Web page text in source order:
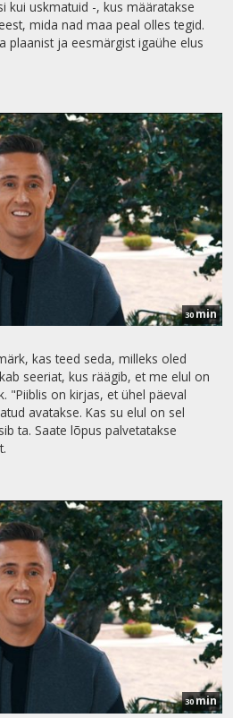
kui uskmatuid -, kus määratakse
mida nad maa peal olles tegid.
plaanist ja eesmärgist igaühe elus
30min
kas teed seda, milleks oled
seeriat, kus räägib, et me elul on
"Piiblis on kirjas, et ühel päeval
avatakse. Kas su elul on sel
ta. Saate lõpus palvetatakse
30min